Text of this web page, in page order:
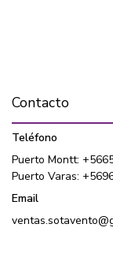
Contacto
Teléfono
Puerto Montt:
Puerto Varas:
Email